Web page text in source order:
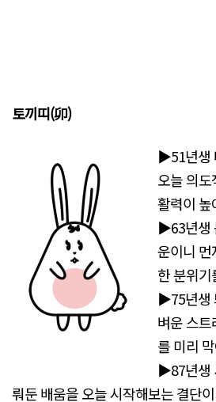
토끼띠(卯)
▶51년생
오늘 의도
활력이 높
▶63년생
운이니 먼
한 분위
▶75년생
벼운 스
를 미리
▶87년생
뤄둔 배움을 오늘 시작해보는 결단